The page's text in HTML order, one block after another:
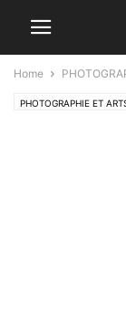
Home
PHOTOGRAPHIE ET